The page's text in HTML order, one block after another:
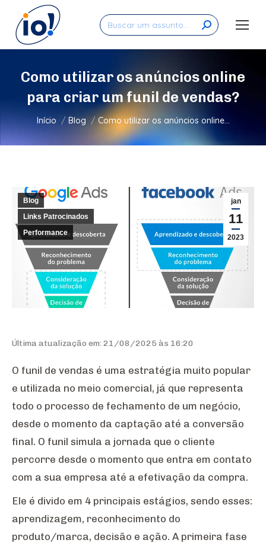
Search:
Como utilizar os anúncios online
para criar um funil de vendas?
Você está aqui:
Início Blog Como utilizar os anúncios online…
jan
11
2023
Blog
Links Patrocinados
Performance
Última atualização em: 21/08/2025 às 16:20
O funil de vendas é uma estratégia muito popular
e utilizada no meio comercial, já que representa
todo o processo de fechamento de um negócio,
desde o momento da captação até a conversão
final. O funil simula a jornada que o cliente
percorre desde o momento que entra em contato
com a sua empresa até a efetivação da compra.
Ele é divido em 4 principais estágios, sendo esses:
aprendizagem, reconhecimento do
produto/marca, decisão e ação. A primeira fase